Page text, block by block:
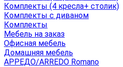
Комплекты (4 кресла+ столик)
Комплекты с диваном
Комплекты
Мебель на заказ
Офисная мебель
Домашняя мебель
АРРЕДО/ARREDO Romano